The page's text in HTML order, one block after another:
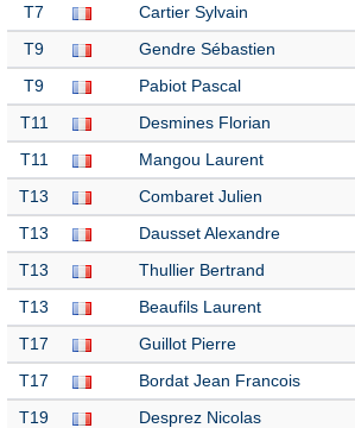
T7 Cartier Sylvain
T9 Gendre Sébastien
T9 Pabiot Pascal
T11 Desmines Florian
T11 Mangou Laurent
T13 Combaret Julien
T13 Dausset Alexandre
T13 Thullier Bertrand
T13 Beaufils Laurent
T17 Guillot Pierre
T17 Bordat Jean Francois
T19 Desprez Nicolas